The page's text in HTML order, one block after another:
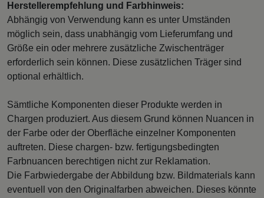
Herstellerempfehlung und Farbhinweis:
Abhängig von Verwendung kann es unter Umständen
möglich sein, dass unabhängig vom Lieferumfang und
Größe ein oder mehrere zusätzliche Zwischenträger
erforderlich sein können. Diese zusätzlichen Träger sind
optional erhältlich.
Sämtliche Komponenten dieser Produkte werden in
Chargen produziert. Aus diesem Grund können Nuancen in
der Farbe oder der Oberfläche einzelner Komponenten
auftreten. Diese chargen- bzw. fertigungsbedingten
Farbnuancen berechtigen nicht zur Reklamation.
Die Farbwiedergabe der Abbildung bzw. Bildmaterials kann
eventuell von den Originalfarben abweichen. Dieses könnte